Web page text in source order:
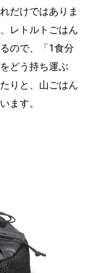
だけではありま
レトルトごはん
ので、「1食分
どう持ち運ぶ
りと、山ごはん
ます。